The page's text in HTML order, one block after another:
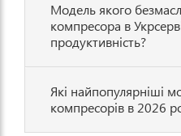
Модель якого
компресора в
продуктивність?
Які найпопулярніші
компресорів в 2026